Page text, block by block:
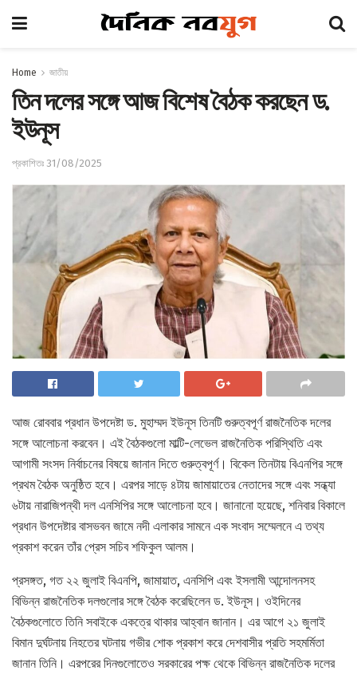
Home জাতীয়
তিন দলের সঙ্গে আজ বিশেষ বৈঠক করছেন ড.
ইউনূস
প্রকাশিতঃ 31/08/2025
আজ রোববার প্রধান উপদেষ্টা ড. মুহাম্মদ ইউনূস তিনটি গুরুত্বপূর্ণ রাজনৈতিক দলের
সঙ্গে আলোচনা করবেন। এই বৈঠকগুলো মাল্টি-লেভেল রাজনৈতিক পরিস্থিতি এবং
আগামী সংসদ নির্বাচনের বিষয়ে জানান দিতে গুরুত্বপূর্ণ। বিকেল তিনটায় বিএনপির সঙ্গে
প্রথম বৈঠক অনুষ্ঠিত হবে। এরপর সাড়ে ৪টায় জামায়াতের নেতাদের সঙ্গে এবং সন্ধ্যা
৬টায় নারাজিপন্থী দল এনসিপির সঙ্গে আলোচনা হবে। জানানো হয়েছে, শনিবার বিকালে
প্রধান উপদেষ্টার বাসভবন জামে নদী এলাকার সামনে এক সংবাদ সম্মেলনে এ তথ্য
প্রকাশ করেন তাঁর প্রেস সচিব শফিকুল আলম।
প্রসঙ্গত, গত ২২ জুলাই বিএনপি, জামায়াত, এনসিপি এবং ইসলামী আন্দোলনসহ
বিভিন্ন রাজনৈতিক দলগুলোর সঙ্গে বৈঠক করেছিলেন ড. ইউনূস। ওইদিনের
বৈঠকগুলোতে তিনি সবাইকে একত্রে থাকার আহ্বান জানান। এর আগে ২১ জুলাই
বিমান দুর্ঘটনায় নিহতের ঘটনায় গভীর শোক প্রকাশ করে দেশবাসীর প্রতি সহমর্মিতা
জানান তিনি। এরপরের দিনগুলোতেও সরকারের পক্ষ থেকে বিভিন্ন রাজনৈতিক দলের